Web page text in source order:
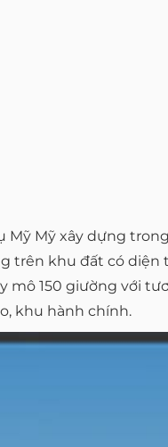
Mỹ Mỹ xây dựng
trên khu đất có diện
mô 150 giường với
khu hành chính.